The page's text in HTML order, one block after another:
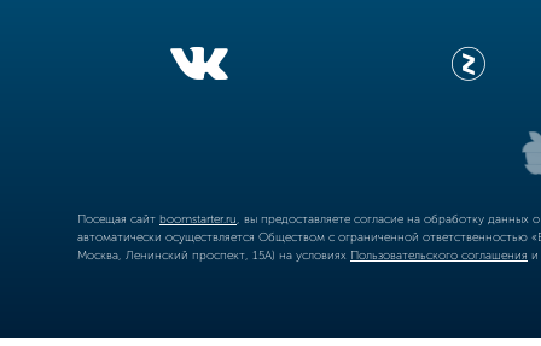
Посещая сайт boomstarter.ru , вы предоставляете согласие на обработку
автоматически осуществляется Обществом с ограниченной
Москва, Ленинский проспект, 15А) на условиях Пользовательского соглашения и